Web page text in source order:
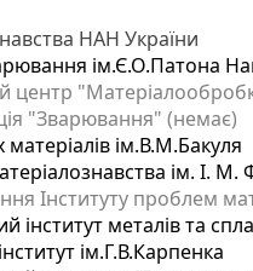
НАН України
ім.Є.О.Патона
центр
"Зварювання" (немає)
матеріалів ім.В.М.Бакуля
ім. І.
Інституту проблем
інститут металів та
ім.Г.В.Карпенка